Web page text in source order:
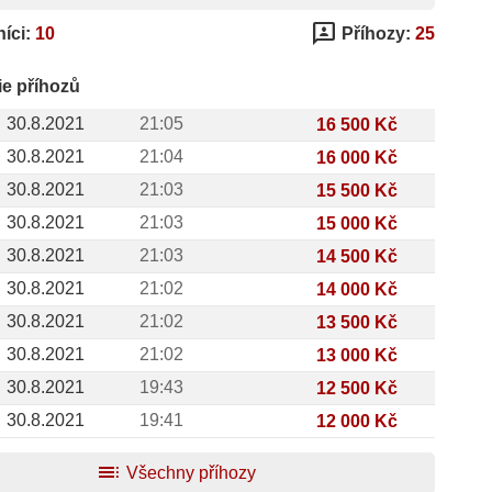
10 3p Příhozy: 25
příhozů
30.8.2021
21:05
16 500 Kč
30.8.2021
21:04
16 000 Kč
30.8.2021
21:03
15 500 Kč
30.8.2021
21:03
15 000 Kč
30.8.2021
21:03
14 500 Kč
30.8.2021
21:02
14 000 Kč
30.8.2021
21:02
13 500 Kč
30.8.2021
21:02
13 000 Kč
30.8.2021
19:43
12 500 Kč
30.8.2021
19:41 12 000 Kč
toc Všechny příhozy